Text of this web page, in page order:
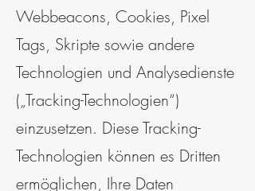
Webbeacons, Cookies, Pixel
Tags, Skripte sowie andere
Technologien und Analysedienste
(„Tracking-Technologien“)
einzusetzen. Diese Tracking-
Technologien können es Dritten
ermöglichen, Ihre Daten